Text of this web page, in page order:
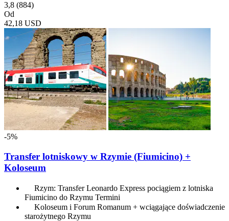
3,8 (884)
Od
42,18 USD
-5%
Transfer lotniskowy w Rzymie (Fiumicino) +
Koloseum
Rzym: Transfer Leonardo Express pociągiem z lotniska
Fiumicino do Rzymu Termini
Koloseum i Forum Romanum + wciągające doświadczenie
starożytnego Rzymu